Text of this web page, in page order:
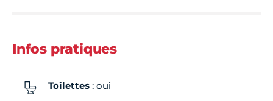
Infos pratiques
Toilettes : oui